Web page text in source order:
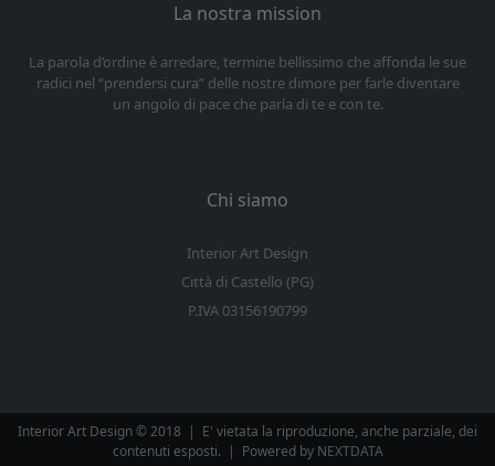
La nostra mission
La parola d’ordine è arredare, termine bellissimo che affonda le sue
radici nel “prendersi cura” delle nostre dimore per farle diventare
un angolo di pace che parla di te e con te.
Chi siamo
Interior Art Design
Città di Castello (PG)
P.IVA 03156190799
Interior Art Design © 2018 | E' vietata la riproduzione, anche parziale, dei
contenuti esposti. | Powered by NEXTDATA